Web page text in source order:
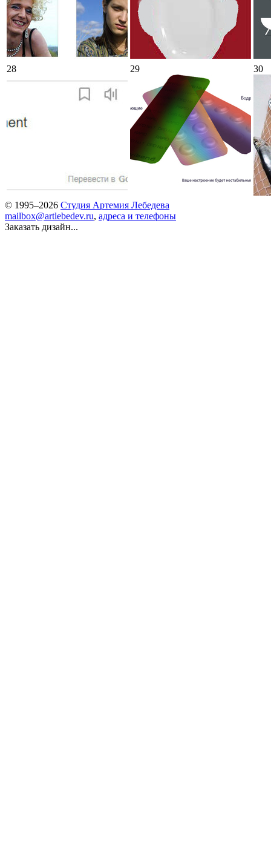
28 29 30
© 1995–2026 Студия Артемия Лебедева
mailbox@artlebedev.ru, адреса и телефоны
Заказать дизайн...